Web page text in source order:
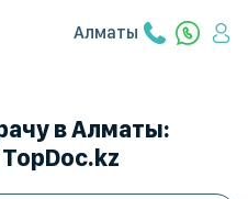
Алматы
в Алматы: